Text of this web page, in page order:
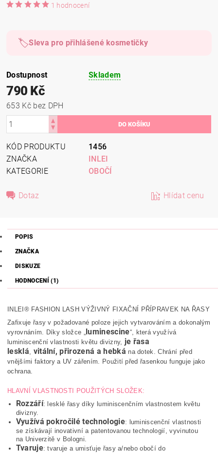
1 hodnocení
🏷️Sleva pro přihlášené kosmetičky
Dostupnost Skladem
790 Kč
653 Kč bez DPH
KÓD PRODUKTU
1456
ZNAČKA
INLEI
KATEGORIE
OBOČÍ
Dotaz Hlídat cenu
POPIS
ZNAČKA
DISKUZE
HODNOCENÍ (1)
INLEI® FASHION LASH VÝŽIVNÝ FIXAČNÍ PŘÍPRAVEK NA ŘASY
Zafixuje řasy v požadované poloze jejich vytvarováním a dokonalým
vyrovnáním. Díky složce „luminescine“, která využívá
luminiscenční vlastnosti květu divizny, je řasa
lesklá, vitální, přirozená a hebká na dotek. Chrání před
vnějšími faktory a UV zářením. Použití před řasenkou funguje jako
ochrana.
HLAVNÍ VLASTNOSTI POUŽITÝCH SLOŽEK:
Rozzáří: lesklé řasy díky luminiscenčním vlastnostem květu
divizny.
Využívá pokročilé technologie: luminiscenční vlastnosti
se získávají inovativní a patentovanou technologií, vyvinutou
na Univerzitě v Bologni.
Tvaruje: tvaruje a umisťuje řasy a/nebo obočí do